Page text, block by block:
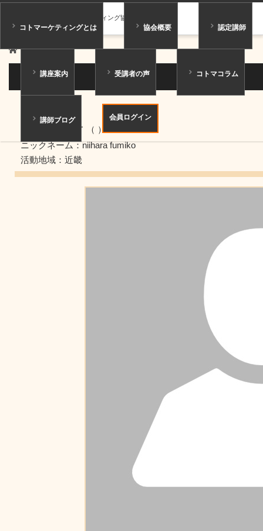
一般社団法人コトマーケティング協会
コトマーケティングとは 協会概要 認定講師
講座案内 受講者の声 コトマコラム
講師ブログ 会員ログイン
ホーム 講師紹介
講師紹介
新原 史子
（ ）
ニックネーム：niihara fumiko
活動地域：近畿